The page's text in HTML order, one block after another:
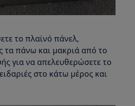
το πλαϊνό πάνελ,
τα πάνω και μακριά από το
για να απελευθερώσετε το
στο κάτω μέρος και